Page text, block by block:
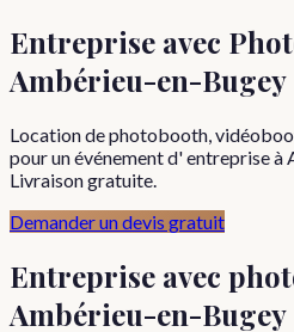
Entreprise avec
Ambérieu-en-Bugey
Location de photobooth,
pour un événement d' entreprise
Livraison gratuite.
Demander un devis gratuit
Entreprise avec
Ambérieu-en-Bugey